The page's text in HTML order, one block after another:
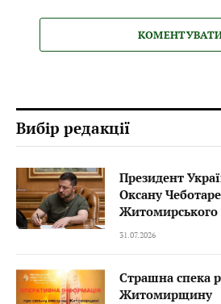
Вибір редакції
Президент
Оксану
Житомирського
31.07.2026
Страшна спека
Житомирщину